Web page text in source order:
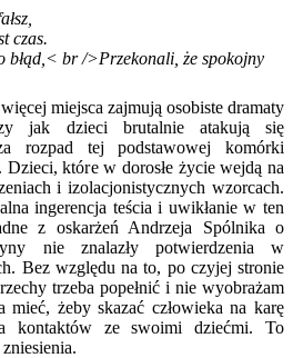
czas.
błąd,< br />Przekonali, że spokojny
miejsca zajmują osobiste dramaty
jak dzieci brutalnie atakują się
rozpad tej podstawowej komórki
Dzieci, które w dorosłe życie wejdą na
i izolacjonistycznych wzorcach.
ingerencja teścia i uwikłanie w ten
z oskarżeń Andrzeja Spólnika o
nie znalazły potwierdzenia w
Bez względu na to, po czyjej stronie
trzeba popełnić i nie wyobrażam
mieć, żeby skazać człowieka na karę
kontaktów ze swoimi dziećmi. To